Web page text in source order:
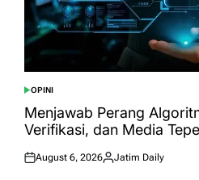
POSTED
IN
OPINI
Menjawab Perang
Verifikasi, dan Media
Posted
August 6, 2026
Posted
Jatim Daily